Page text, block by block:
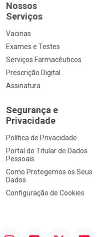
Nossos
Serviços
Vacinas
Exames e Testes
Serviços Farmacêuticos
Prescrição Digital
Assinatura
Segurança e
Privacidade
Política de Privacidade
Portal do Titular de Dados
Pessoais
Como Protegemos os Seus
Dados
Configuração de Cookies
InstagramFacebookTwitter Linkedin